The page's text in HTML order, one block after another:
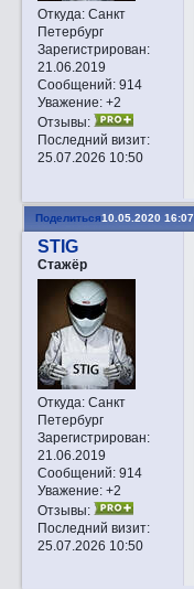
Откуда:Санкт
Петербург
Зарегистрирован:
21.06.2019
Сообщений:914
Уважение: +2
Отзывы:
Последний визит:
25.07.2026 10:50
Поделиться10.05.2020 16:07
STIG
Стажёр
Откуда:Санкт
Петербург
Зарегистрирован:
21.06.2019
Сообщений:914
Уважение: +2
Отзывы:
Последний визит:
25.07.2026 10:50